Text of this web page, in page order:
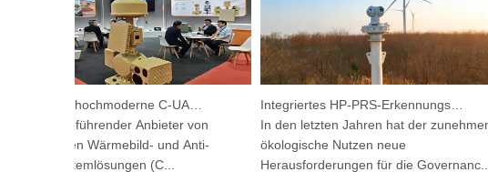
Argutec stellt hochmoderne C-UAS und Wärmetechnik in Kuala Lumpur vor
ein führender Anbieter von
Wärmebild- und Anti-
Systemlösungen (C...
Integriertes HP-PRS-Erkennungs- und Verfolgungsgerät: Eine Panoramavision für den Vogelschutz
In den letzten Jahren hat der zunehmende
ökologische Nutzen neue
Herausforderungen für die Governanc...